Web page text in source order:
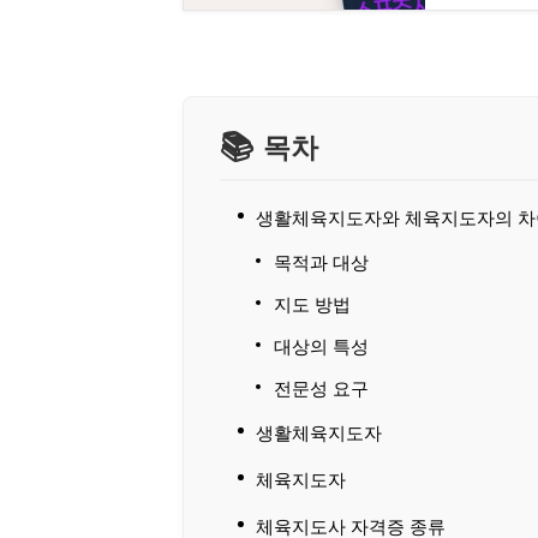
목차
생활체육지도자와 체육지도자의
목적과 대상
지도 방법
대상의 특성
전문성 요구
생활체육지도자
체육지도자
체육지도사 자격증 종류